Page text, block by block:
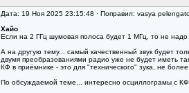
Дата: 19 Ноя 2025 23:15:48 · Поправил: vasya
Хайо
Если на 2 ГГц шумовая полоса будет 1 МГц, то не
А на другую тему... самый качественный звук будет
двумя преобразованиями радио уже не будет иметь
КФ в приёмнике - это для "технического" зука, не более
По обсуждаемой теме... интересно осциллограмы с